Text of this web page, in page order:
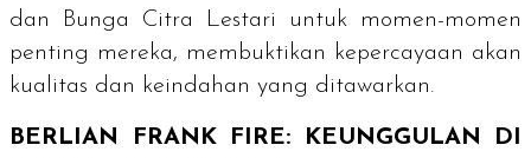
dan Bunga Citra Lestari untuk momen-momen
penting mereka, membuktikan kepercayaan akan
kualitas dan keindahan yang ditawarkan.
BERLIAN FRANK FIRE: KEUNGGULAN DI